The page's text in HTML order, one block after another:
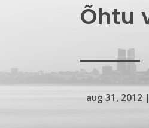
Õhtu
aug 31, 2012 |